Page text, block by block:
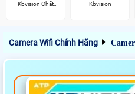
Kbvision Chất
Kbvision
Camera Wifi Chính Hãng